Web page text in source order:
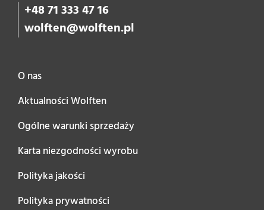
+48 71 333 47 16
wolften@wolften.pl
O nas
Aktualności Wolften
Ogólne warunki sprzedaży
Karta niezgodności wyrobu
Polityka jakości
Polityka prywatności